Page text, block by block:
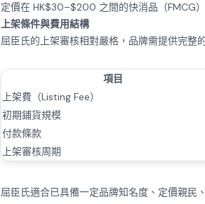
定價在 HK$30–$200 之間的快消品（FMCG）
上架條件與費用結構
屈臣氏的上架審核相對嚴格，品牌需提供完整
項目
上架費（Listing Fee）
初期鋪貨規模
付款條款
上架審核周期
屈臣氏適合已具備一定品牌知名度、定價親民